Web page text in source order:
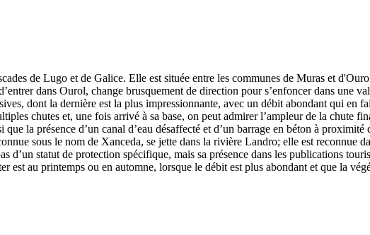
de Lugo et de Galice. Elle est située entre les communes de Muras et
dans Ourol, change brusquement de direction pour s’enfoncer dans une
dont la dernière est la plus impressionnante, avec un débit abondant qui
chutes et, une fois arrivé à sa base, on peut admirer l’ampleur de la chute
la présence d’un canal d’eau désaffecté et d’un barrage en béton à
sous le nom de Xanceda, se jette dans la rivière Landro; elle est reconnue
d’un statut de protection spécifique, mais sa présence dans les publications
au printemps ou en automne, lorsque le débit est plus abondant et que la